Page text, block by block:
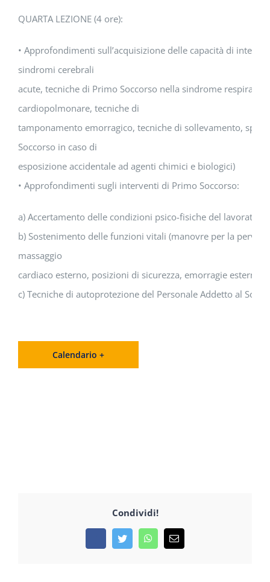
QUARTA LEZIONE (4 ore):
• Approfondimenti sull’acquisizione delle capacità di
sindromi cerebrali
acute, tecniche di Primo Soccorso nella sindrome
cardiopolmonare, tecniche di
tamponamento emorragico, tecniche di sollevamento,
Soccorso in caso di
esposizione accidentale ad agenti chimici e biologici)
• Approfondimenti sugli interventi di Primo Soccorso:
a) Accertamento delle condizioni psico-fisiche del
b) Sostenimento delle funzioni vitali (manovre per la
massaggio
cardiaco esterno, posizioni di sicurezza, emorragie esterne
c) Tecniche di autoprotezione del Personale Addetto al
Calendario +
Condividi!
FacebookTwitterWhatsApp
Email